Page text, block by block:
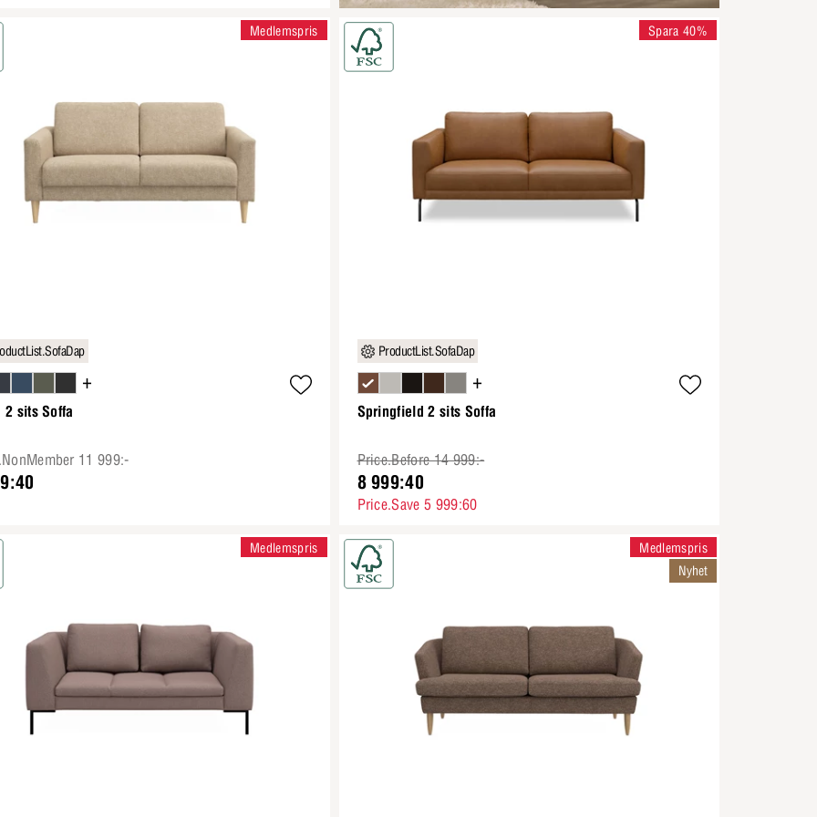
+
2 sits Soffa
11 999:-
Medlemspris
ProductList.SofaDap
+
Springfield 2 sits Soffa
Price.Before 14 999:-
8 999:40
Price.Save 5 999:60
Spara 40%
Medlemspris
Medlemspris
Nyhet